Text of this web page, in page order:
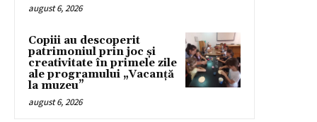
august 6, 2026
Copiii au descoperit
patrimoniul prin joc și
creativitate în primele zile
ale programului „Vacanță
la muzeu”
august 6, 2026